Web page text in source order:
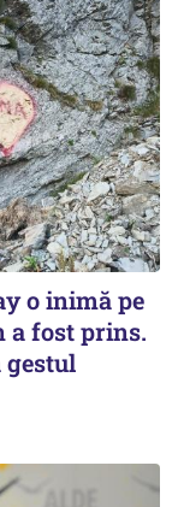
o inimă pe
a fost prins.
gestul